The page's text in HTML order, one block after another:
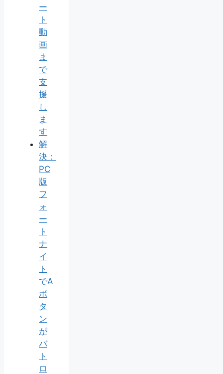
ー
ト
動
画
ま
で
支
援
し
ま
す
解
決：
PC
版
フ
ォ
ー
ト
ナ
イ
ト
でA
ボ
タ
ン
が
バ
ト
ロ